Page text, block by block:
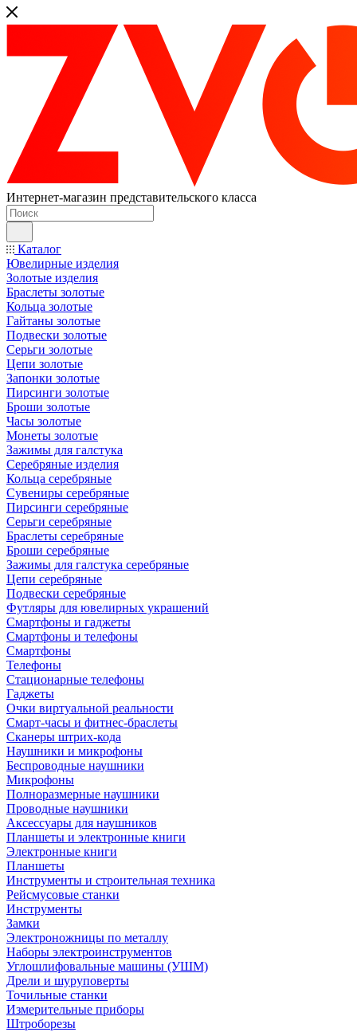
Интернет-магазин представительского класса
Каталог
Ювелирные изделия
Золотые изделия
Браслеты золотые
Кольца золотые
Гайтаны золотые
Подвески золотые
Серьги золотые
Цепи золотые
Запонки золотые
Пирсинги золотые
Броши золотые
Часы золотые
Монеты золотые
Зажимы для галстука
Серебряные изделия
Кольца серебряные
Сувениры серебряные
Пирсинги серебряные
Серьги серебряные
Браслеты серебряные
Броши серебряные
Зажимы для галстука серебряные
Цепи серебряные
Подвески серебряные
Футляры для ювелирных украшений
Смартфоны и гаджеты
Смартфоны и телефоны
Смартфоны
Телефоны
Стационарные телефоны
Гаджеты
Очки виртуальной реальности
Смарт-часы и фитнес-браслеты
Сканеры штрих-кода
Наушники и микрофоны
Беспроводные наушники
Микрофоны
Полноразмерные наушники
Проводные наушники
Аксессуары для наушников
Планшеты и электронные книги
Электронные книги
Планшеты
Инструменты и строительная техника
Рейсмусовые станки
Инструменты
Замки
Электроножницы по металлу
Наборы электроинструментов
Углошлифовальные машины (УШМ)
Дрели и шуруповерты
Точильные станки
Измерительные приборы
Штроборезы